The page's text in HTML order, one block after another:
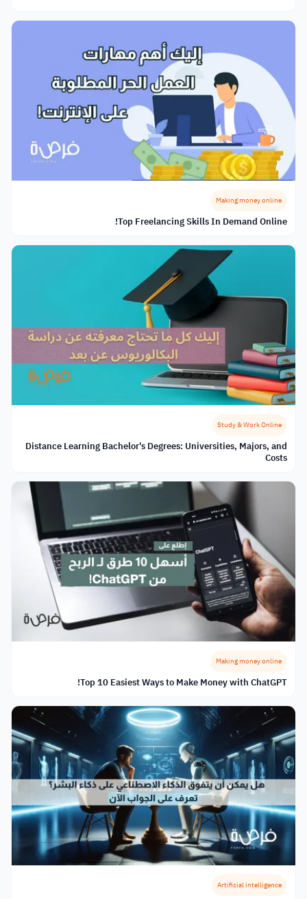
Making money online
Top Freelancing Skills In Demand Online!
Study & Work Online
Distance Learning Bachelor's Degrees: Universities, Majors, and
Costs
Making money online
Top 10 Easiest Ways to Make Money with ChatGPT!
Artificial intelligence